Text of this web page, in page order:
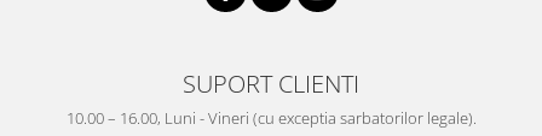
SUPORT CLIENTI
10.00 – 16.00, Luni - Vineri (cu exceptia sarbatorilor legale).